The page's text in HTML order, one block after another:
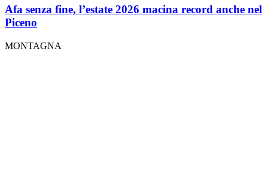
Afa senza fine, l’estate 2026 macina record anche nel
Piceno
MONTAGNA